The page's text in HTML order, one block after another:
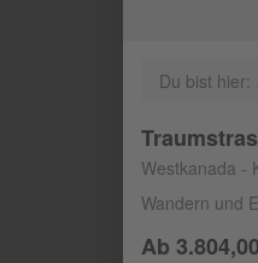
Du bist hier:
Westkanada -
Wandern und
Ab 3.804,00